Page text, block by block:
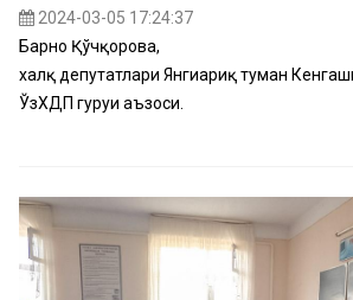
2024-03-05 17:24:37
Барно Қўчқорова,
халқ депутатлари Янгиариқ туман
ЎзХДП гуруҳи аъзоси.